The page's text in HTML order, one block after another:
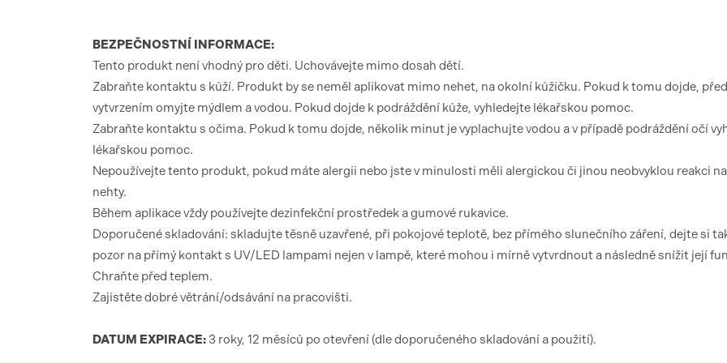
BEZPEČNOSTNÍ INFORMACE:
Tento produkt není vhodný pro děti. Uchovávejte mimo dosah dětí.
Zabraňte kontaktu s kůží. Produkt by se neměl aplikovat mimo nehet, na okolní kůžičku. Pokud k tomu dojde, před
vytvrzením omyjte mýdlem a vodou. Pokud dojde k podráždění kůže, vyhledejte lékařskou pomoc.
Zabraňte kontaktu s očima. Pokud k tomu dojde, několik minut je vyplachujte vodou a v případě podráždění očí
lékařskou pomoc.
Nepoužívejte tento produkt, pokud máte alergii nebo jste v minulosti měli alergickou či jinou neobvyklou reakci
nehty.
Během aplikace vždy používejte dezinfekční prostředek a gumové rukavice.
Doporučené skladování: skladujte těsně uzavřené, při pokojové teplotě, bez přímého slunečního záření, dejte si
pozor na přímý kontakt s UV/LED lampami nejen v lampě, které mohou i mírně vytvrdnout a následně snížit její
Chraňte před teplem.
Zajistěte dobré větrání/odsávání na pracovišti.
DATUM EXPIRACE: 3 roky, 12 měsíců po otevření (dle doporučeného skladování a použití).